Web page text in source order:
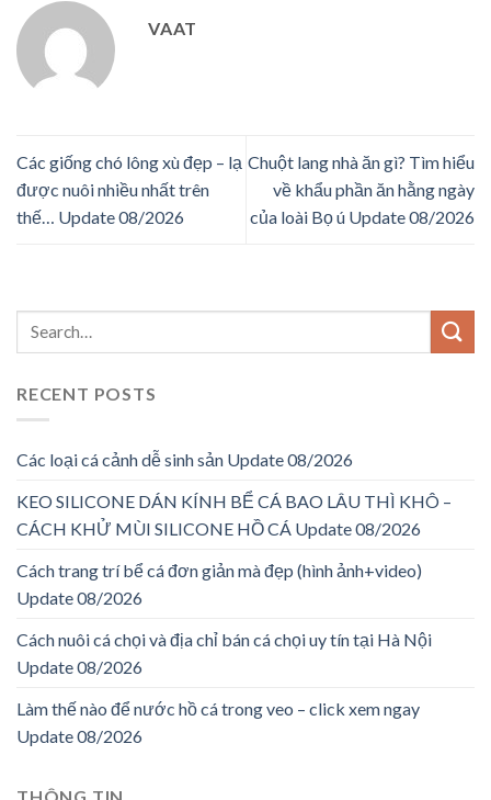
VAAT
Các giống chó lông xù đẹp – lạ
được nuôi nhiều nhất trên
thế… Update 08/2026
Chuột lang nhà ăn gì? Tìm hiểu
về khẩu phần ăn hằng ngày
của loài Bọ ú Update 08/2026
RECENT POSTS
Các loại cá cảnh dễ sinh sản Update 08/2026
KEO SILICONE DÁN KÍNH BỂ CÁ BAO LÂU THÌ KHÔ –
CÁCH KHỬ MÙI SILICONE HỒ CÁ Update 08/2026
Cách trang trí bể cá đơn giản mà đẹp (hình ảnh+video)
Update 08/2026
Cách nuôi cá chọi và địa chỉ bán cá chọi uy tín tại Hà Nội
Update 08/2026
Làm thế nào để nước hồ cá trong veo – click xem ngay
Update 08/2026